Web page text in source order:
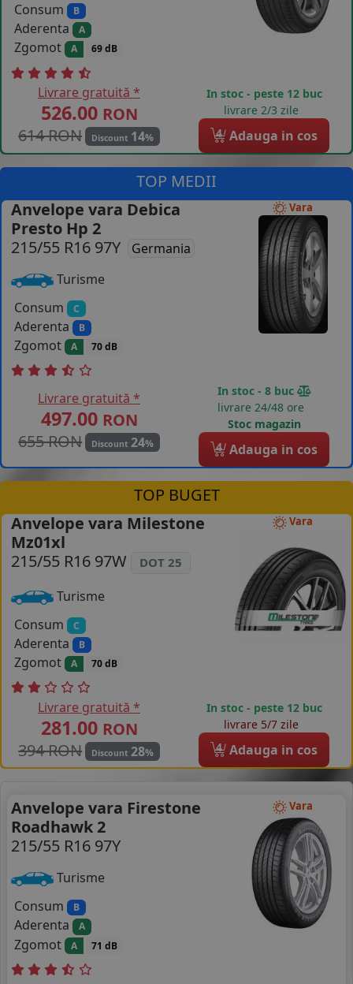
Consum
B
Aderenta A
Zgomot A 69 dB
Livrare gratuită *
526.00 RON
614 RON
Discount 14%
In stoc - peste 12 buc
livrare 2/3 zile
4 Adauga in cos
TOP MEDII
Vara
Anvelope vara Debica
Presto Hp 2
215/55 R16 97Y
Germania
Turisme
Consum
C
Aderenta B
Zgomot A 70 dB
Livrare gratuită *
497.00 RON
655 RON
Discount 24%
In stoc - 8 buc
livrare 24/48 ore
Stoc magazin
4 Adauga in cos
TOP BUGET
Vara
Anvelope vara Milestone
Mz01xl
215/55 R16 97W
DOT 25
Turisme
Consum
C
Aderenta B
Zgomot A 70 dB
Livrare gratuită *
281.00 RON
394 RON
Discount 28%
In stoc - peste 12 buc
livrare 5/7 zile
4 Adauga in cos
Vara
Anvelope vara Firestone
Roadhawk 2
215/55 R16 97Y
Turisme
Consum
B
Aderenta A
Zgomot A 71 dB